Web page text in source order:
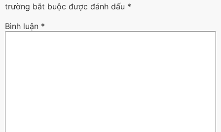
trường bắt buộc được đánh dấu *
Bình luận *